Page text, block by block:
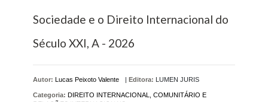
Sociedade e o Direito Internacional do
Século XXI, A - 2026
Autor: Lucas Peixoto Valente | Editora: LUMEN JURIS
Categoria: DIREITO INTERNACIONAL, COMUNITÁRIO E